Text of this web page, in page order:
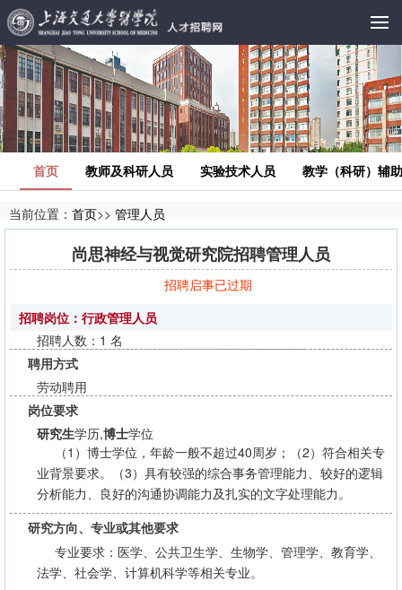
首页 教师及科研人员 实验技术人员 教学（科研）辅
当前位置： 首页>> 管理人员
尚思神经与视觉研究院招聘管理人员
招聘启事已过期
招聘岗位：行政管理人员
招聘人数：1 名
聘用方式
劳动聘用
岗位要求
研究生学历,博士学位
（1）博士学位，年龄一般不超过40周岁；（2）符合相关专
业背景要求。（3）具有较强的综合事务管理能力、较好的逻辑
分析能力、良好的沟通协调能力及扎实的文字处理能力。
研究方向、专业或其他要求
专业要求：医学、公共卫生学、生物学、管理学、教育学、
法学、社会学、计算机科学等相关专业。